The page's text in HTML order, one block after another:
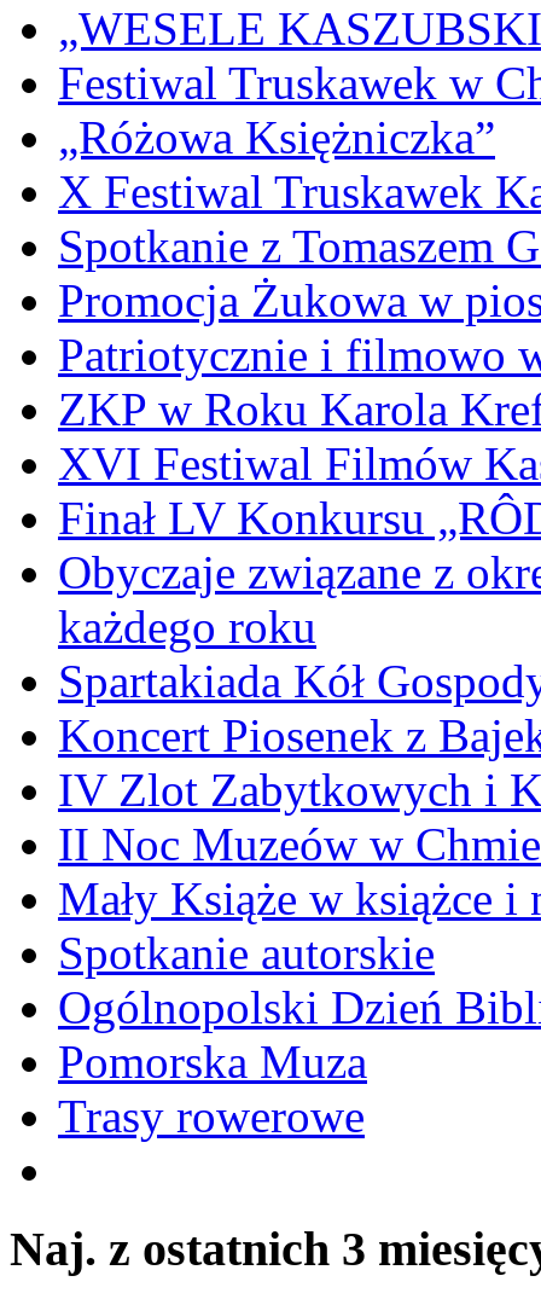
„WESELE
Festiwal Truskawek w
„Różowa Księżniczka”
X Festiwal Truskawek
Spotkanie z Tomaszem
Promocja Żukowa w
Patriotycznie i filmowo
ZKP w Roku Karola
XVI Festiwal Filmów
Finał LV Konkursu
Obyczaje związane z
każdego roku
Spartakiada Kół
Koncert Piosenek z
IV Zlot Zabytkowych i
II Noc Muzeów w
Mały Książe w książce i
Spotkanie autorskie
Ogólnopolski Dzień
Pomorska Muza
Trasy rowerowe
Naj. z ostatnich 3